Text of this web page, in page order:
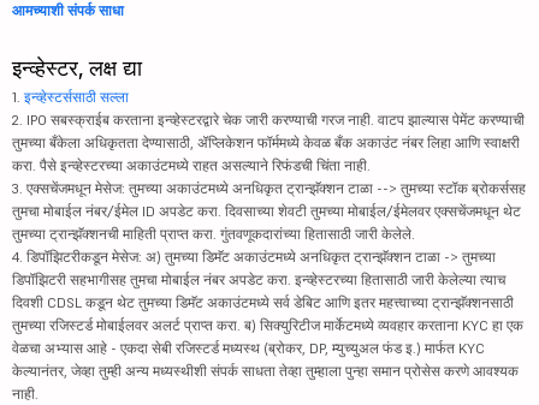
आमच्याशी संपर्क साधा
इन्व्हेस्टर, लक्ष द्या
1. इन्व्हेस्टर्ससाठी सल्ला
2. IPO सबस्क्राईब करताना इन्व्हेस्टरद्वारे चेक जारी करण्याची गरज नाही. वाटप झाल्यास पेमेंट करण्याची
तुमच्या बँकेला अधिकृतता देण्यासाठी, ॲप्लिकेशन फॉर्ममध्ये केवळ बँक अकाउंट नंबर लिहा आणि स्वाक्षरी
करा. पैसे इन्व्हेस्टरच्या अकाउंटमध्ये राहत असल्याने रिफंडची चिंता नाही.
3. एक्सचेंजमधून मेसेज: तुमच्या अकाउंटमध्ये अनधिकृत ट्रान्झॅक्शन टाळा --> तुमच्या स्टॉक ब्रोकर्ससह
तुमचा मोबाईल नंबर/ईमेल ID अपडेट करा. दिवसाच्या शेवटी तुमच्या मोबाईल/ईमेलवर एक्सचेंजमधून थेट
तुमच्या ट्रान्झॅक्शनची माहिती प्राप्त करा. गुंतवणूकदारांच्या हितासाठी जारी केलेले.
4. डिपॉझिटरीकडून मेसेज: अ) तुमच्या डिमॅट अकाउंटमध्ये अनधिकृत ट्रान्झॅक्शन टाळा -> तुमच्या
डिपॉझिटरी सहभागीसह तुमचा मोबाईल नंबर अपडेट करा. इन्व्हेस्टरच्या हितासाठी जारी केलेल्या त्याच
दिवशी CDSL कडून थेट तुमच्या डिमॅट अकाउंटमध्ये सर्व डेबिट आणि इतर महत्त्वाच्या ट्रान्झॅक्शनसाठी
तुमच्या रजिस्टर्ड मोबाईलवर अलर्ट प्राप्त करा. ब) सिक्युरिटीज मार्केटमध्ये व्यवहार करताना KYC हा एक
वेळचा अभ्यास आहे - एकदा सेबी रजिस्टर्ड मध्यस्थ (ब्रोकर, DP, म्युच्युअल फंड इ.) मार्फत KYC
केल्यानंतर, जेव्हा तुम्ही अन्य मध्यस्थीशी संपर्क साधता तेव्हा तुम्हाला पुन्हा समान प्रोसेस करणे आवश्यक
नाही.